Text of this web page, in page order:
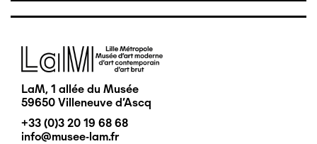
Image
LaM, 1 allée du Musée
59650 Villeneuve d'Ascq
+33 (0)3 20 19 68 68
info@musee-lam.fr